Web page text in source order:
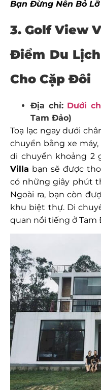
Bạn Đừng Nên Bỏ Lỡ
3. Golf View
Điểm Du
Cho Cặp Đôi
Địa chỉ: Dưới
Tam Đảo)
Toạ lạc ngay dưới
chuyển bằng xe
di chuyển khoảng 2
Villa bạn sẽ được
có những giây phút
Ngoài ra, bạn còn
khu biệt thự. Di
quan nổi tiếng ở Tam